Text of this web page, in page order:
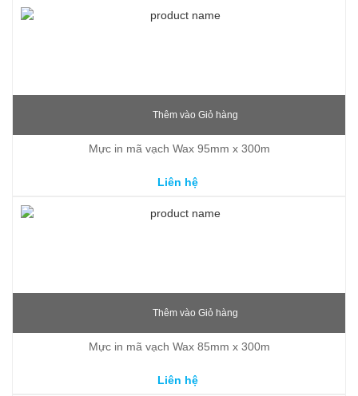
Thêm vào Giỏ hàng
Mực in mã vạch Wax 95mm x 300m
Liên hệ
Thêm vào Giỏ hàng
Mực in mã vạch Wax 85mm x 300m
Liên hệ